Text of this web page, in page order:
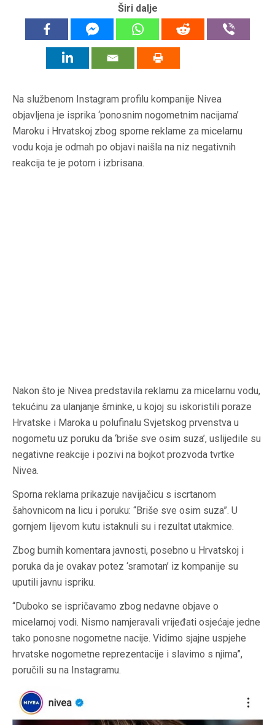
Širi dalje
Na službenom Instagram profilu kompanije Nivea
objavljena je isprika ‘ponosnim nogometnim nacijama’
Maroku i Hrvatskoj zbog sporne reklame za micelarnu
vodu koja je odmah po objavi naišla na niz negativnih
reakcija te je potom i izbrisana.
Nakon što je Nivea predstavila reklamu za micelarnu vodu,
tekućinu za ulanjanje šminke, u kojoj su iskoristili poraze
Hrvatske i Maroka u polufinalu Svjetskog prvenstva u
nogometu uz poruku da ‘briše sve osim suza’, uslijedile su
negativne reakcije i pozivi na bojkot prozvoda tvrtke
Nivea.
Sporna reklama prikazuje navijačicu s iscrtanom
šahovnicom na licu i poruku: “Briše sve osim suza”. U
gornjem lijevom kutu istaknuli su i rezultat utakmice.
Zbog burnih komentara javnosti, posebno u Hrvatskoj i
poruka da je ovakav potez ‘sramotan’ iz kompanije su
uputili javnu ispriku.
“Duboko se ispričavamo zbog nedavne objave o
micelarnoj vodi. Nismo namjeravali vrijeđati osjećaje jedne
tako ponosne nogometne nacije. Vidimo sjajne uspjehe
hrvatske nogometne reprezentacije i slavimo s njima”,
poručili su na Instagramu.